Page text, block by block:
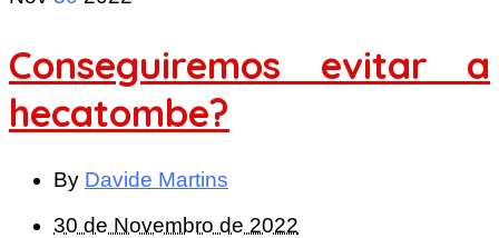
Conseguiremos evitar a
hecatombe?
By Davide Martins
30 de Novembro de 2022